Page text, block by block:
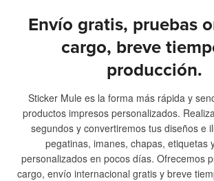
Envío gratis, pruebas
cargo, breve
producción.
Sticker Mule es la forma más rápida y
productos impresos personalizados.
segundos y convertiremos tus diseños e
pegatinas, imanes, chapas, etiquetas
personalizados en pocos días. Ofrecemos
cargo, envío internacional gratis y breve